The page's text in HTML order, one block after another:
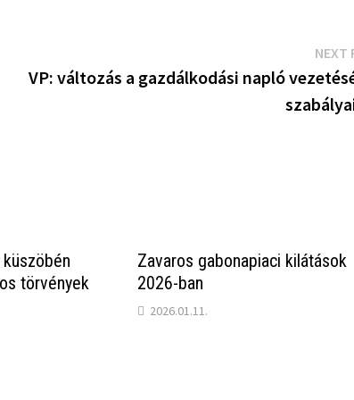
NEXT
VP: változás a gazdálkodási napló
törvények
Zavaros gabonapiaci kilátások
2026-ban
2026.01.11.